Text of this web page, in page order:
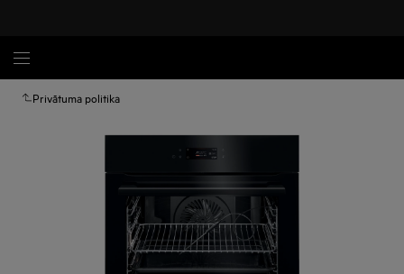
Privātuma politika